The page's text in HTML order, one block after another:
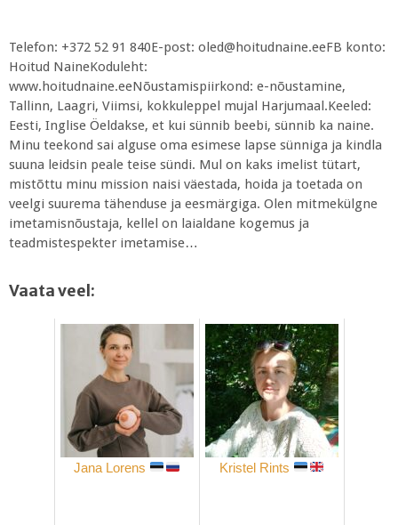
Telefon: +372 52 91 840E-post: oled@hoitudnaine.eeFB konto:
Hoitud NaineKoduleht:
www.hoitudnaine.eeNõustamispiirkond: e-nõustamine,
Tallinn, Laagri, Viimsi, kokkuleppel mujal Harjumaal.Keeled:
Eesti, Inglise Öeldakse, et kui sünnib beebi, sünnib ka naine.
Minu teekond sai alguse oma esimese lapse sünniga ja kindla
suuna leidsin peale teise sündi. Mul on kaks imelist tütart,
mistõttu minu mission naisi väestada, hoida ja toetada on
veelgi suurema tähenduse ja eesmärgiga. Olen mitmekülgne
imetamisnõustaja, kellel on laialdane kogemus ja
teadmistespekter imetamise…
Vaata veel:
Jana Lorens Kristel Rints